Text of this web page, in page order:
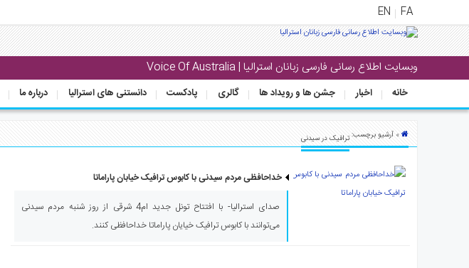
FA
EN
وبسایت اطلاع رسانی فارسی زبانان استرالیا | Voice Of Australia
خانه اخبار جشن ها و رویداد ها گالری پادکست دانستنی های استرالیا درباره ما
منوی
» آرشیو برچسب:ترافیک در سیدنی
خداحافظی مردم سیدنی با کابوس ترافیک خیابان پاراماتا
صدای استرالیا- با افتتاح تونل جدید ام4 شرقی از روز شنبه مردم سیدنی
می‌توانند با کابوس ترافیک خیایان پاراماتا خداحافظی کنند.